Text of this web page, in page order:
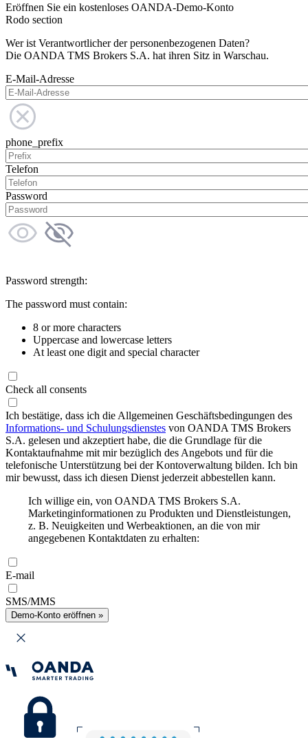
Eröffnen Sie ein kostenloses OANDA-Demo-Konto
Rodo section
Wer ist Verantwortlicher der personenbezogenen Daten?
Die OANDA TMS Brokers S.A. hat ihren Sitz in Warschau.
E-Mail-Adresse
phone_prefix
Telefon
Password
Password strength:
The password must contain:
8 or more characters
Uppercase and lowercase letters
At least one digit and special character
Check all consents
Ich bestätige, dass ich die Allgemeinen Geschäftsbedingungen des
Informations- und Schulungsdienstes von OANDA TMS Brokers
S.A. gelesen und akzeptiert habe, die die Grundlage für die
Kontaktaufnahme mit mir bezüglich des Angebots und für die
telefonische Unterstützung bei der Kontoverwaltung bilden. Ich bin
mir bewusst, dass ich diesen Dienst jederzeit abbestellen kann.
Ich willige ein, von OANDA TMS Brokers S.A.
Marketinginformationen zu Produkten und Dienstleistungen,
z. B. Neuigkeiten und Werbeaktionen, an die von mir
angegebenen Kontaktdaten zu erhalten:
E-mail
SMS/MMS
Demo-Konto eröffnen »